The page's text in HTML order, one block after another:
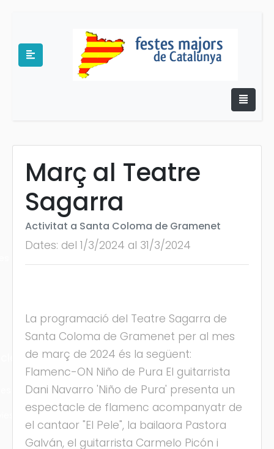
Març al Teatre
Sagarra
Activitat a Santa Coloma de Gramenet
Dates: del 1/3/2024 al 31/3/2024
La programació del Teatre Sagarra de
Santa Coloma de Gramenet per al mes
de març de 2024 és la següent:
Flamenc-ON Niño de Pura El guitarrista
Dani Navarro 'Niño de Pura' presenta un
espectacle de flamenc acompanyatr de
el cantaor "El Pele", la bailaora Pastora
Galván, el guitarrista Carmelo Picón i